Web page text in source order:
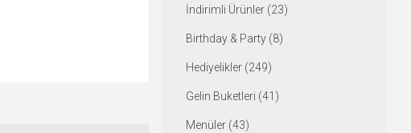
İndirimli Ürünler (23)
Birthday & Party (8)
Hediyelikler (249)
Gelin Buketleri (41)
Menüler (43)